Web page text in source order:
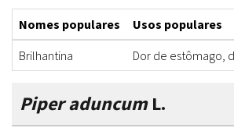
Nomes populares Usos populares
Brilhantina
Dor de estômago,
Piper aduncumL.